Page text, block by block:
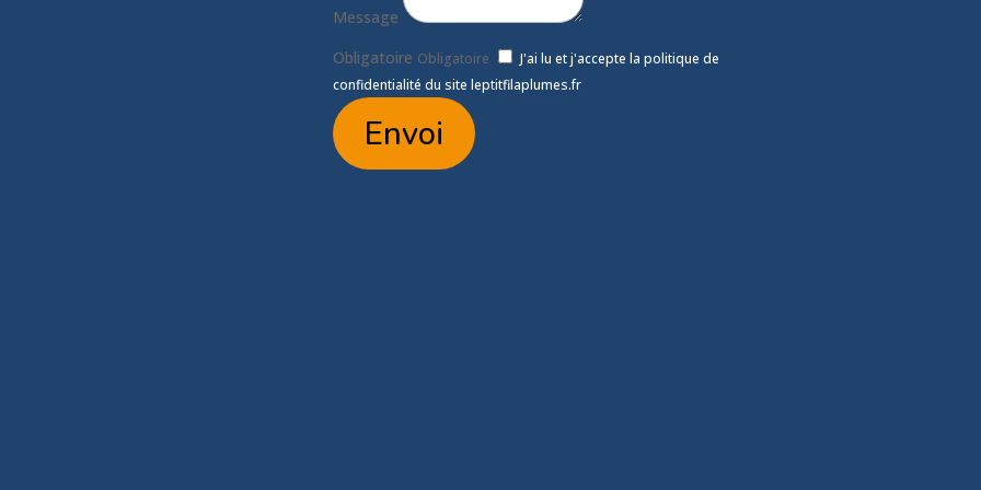
Message
Obligatoire Obligatoire
J'ai lu et j'accepte la politique de
confidentialité du site leptitfilaplumes.fr
Envoi